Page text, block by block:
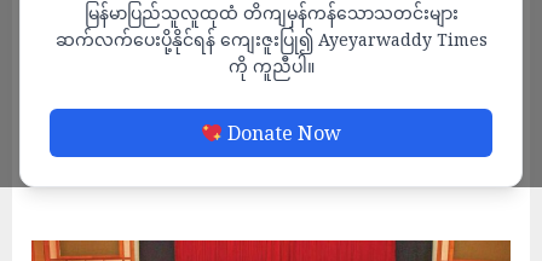
မြန်မာပြည်သူလူထုထံ တိကျမှန်ကန်သောသတင်းများ
ဆက်လက်ပေးပို့နိုင်ရန် ကျေးဇူးပြု၍ Ayeyarwaddy Times
ကို ကူညီပါ။
Donate Now
သတင်း
အာဏာသိမ်းစစ်ကောင်စီဟာ ကမ္ဘာ့ခေါင်းဆောင်
တွေရဲ့ ရှုတ်ချတဲ့စကားလုံးတွေနဲ့ မလုံလောက်ဘဲ
အရေးယူရမယ်လို့ ကုလကျွမ်းကျင်သူ ပြော